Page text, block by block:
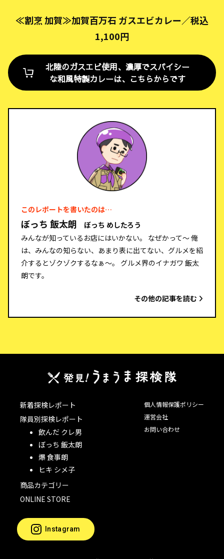
≪割烹 加賀≫加賀百万石 ガスエビカレー／税込
1,100円
北陸のガスエビ使用、濃厚でスパイシー
な和風特製カレーは、こちらからです
このレポートを書いたのは…
ぼっち 飯太朗
ぼっち めしたろう
みんなが知っているお店にはいかない。 なぜかって～ 俺
は、みんなの知らない、あまり表に出てない、グルメを紹
介するとゾクゾクするなぁ～。 グルメ界のイナガワ 飯太
朗です。
その他の記事を読む
新着探検レポート
隊員別探検レポート
飲んだ クレ男
ぼっち 飯太朗
爆 食事朗
ヒキ シメ子
商品カテゴリー
ONLINE STORE
個人情報保護ポリシー
運営会社
お問い合わせ
Instagram